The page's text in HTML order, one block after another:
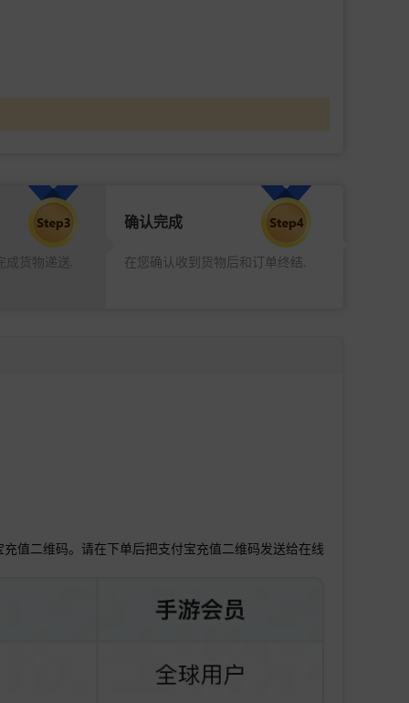
货物递送.
确认完成
在您确认收到货物后和订单终结.
值二维码。请在下单后把支付宝充值二维码发送给在线